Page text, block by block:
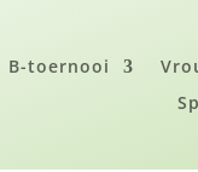
B-toernooi